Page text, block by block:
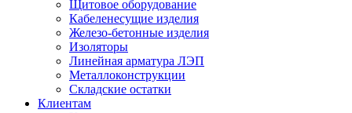
Щитовое оборудование
Кабеленесущие изделия
Железо-бетонные изделия
Изоляторы
Линейная арматура ЛЭП
Металлоконструкции
Складские остатки
Клиентам